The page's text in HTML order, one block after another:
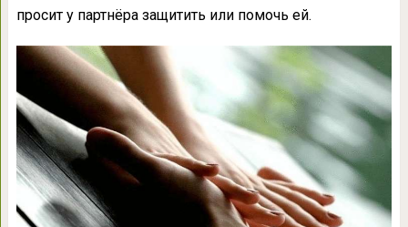
просит у партнёра защитить или помочь ей.